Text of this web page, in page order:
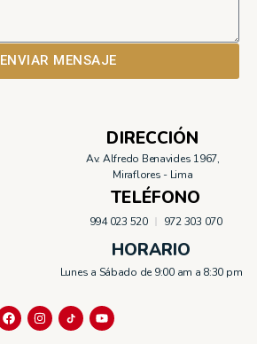
ENVIAR MENSAJE
DIRECCIÓN
Av. Alfredo Benavides 1967,
Miraflores - Lima
TELÉFONO
994 023 520 972 303 070
HORARIO
Lunes a Sábado de 9:00 am a 8:30 pm